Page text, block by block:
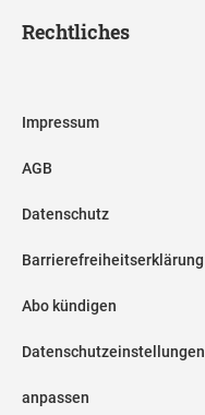
Rechtliches
Impressum
AGB
Datenschutz
Barrierefreiheitserklärung
Abo kündigen
Datenschutzeinstellungen
anpassen